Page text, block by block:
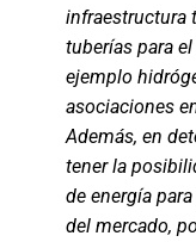
infraestructura
tuberías para
ejemplo
asociaciones
Además, en
tener la
de energía
del mercado,